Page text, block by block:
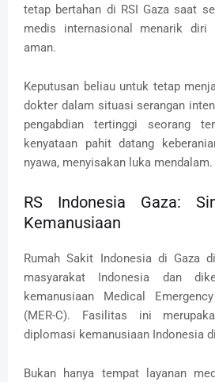
tetap bertahan di RSI Gaza saat
medis internasional menarik
aman.
Keputusan beliau untuk tetap
dokter dalam situasi serangan
pengabdian tertinggi seorang
kenyataan pahit datang
nyawa, menyisakan luka mendalam.
RS Indonesia Gaza:
Kemanusiaan
Rumah Sakit Indonesia di Gaza
masyarakat Indonesia dan
kemanusiaan Medical
(MER-C). Fasilitas ini
diplomasi kemanusiaan Indonesia
Bukan hanya tempat layanan